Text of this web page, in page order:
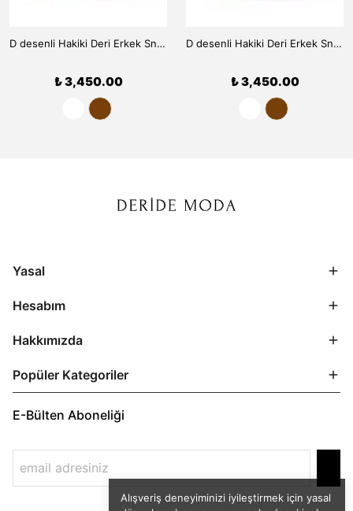
Alışveriş deneyiminizi iyileştirmek için yasal
D desenli Hakiki Deri Erkek Sneaker 9910 - Beyaz
₺ 3,450.00
D desenli Hakiki Deri Erkek Sneaker 9910 - Kahve
₺ 3,450.00
Yasal
Hesabım
Hakkımızda
Popüler Kategoriler
E-Bülten Aboneliği